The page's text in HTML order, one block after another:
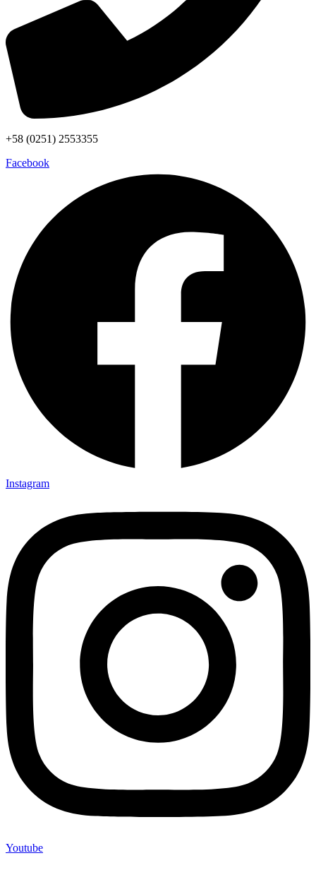
+58 (0251) 2553355
Facebook
Instagram
Youtube